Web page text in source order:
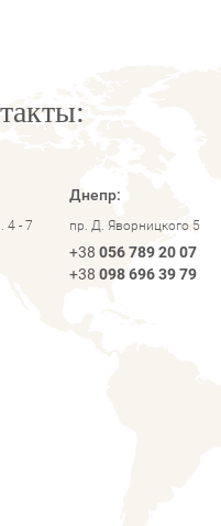
4 - 7
Днепр:
пр. Д. Яворницкого 5
+38 056 789 20 07
+38 098 696 39 79